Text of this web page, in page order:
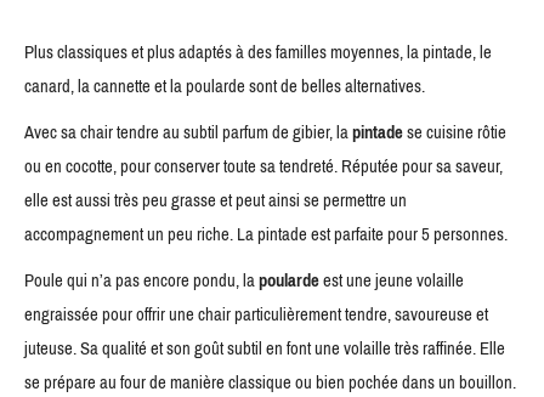
Plus classiques et plus adaptés à des familles moyennes, la pintade, le
canard, la cannette et la poularde sont de belles alternatives.
Avec sa chair tendre au subtil parfum de gibier, lapintadese cuisine rôtie
ou en cocotte, pour conserver toute sa tendreté. Réputée pour sa saveur,
elle est aussi très peu grasse et peut ainsi se permettre un
accompagnement un peu riche. La pintade est parfaite pour 5 personnes.
Poule qui n’a pas encore pondu, lapoulardeest une jeune volaille
engraissée pour offrir une chair particulièrement tendre, savoureuse et
juteuse. Sa qualité et son goût subtil en font une volaille très raffinée. Elle
se prépare au four de manière classique ou bien pochée dans un bouillon.